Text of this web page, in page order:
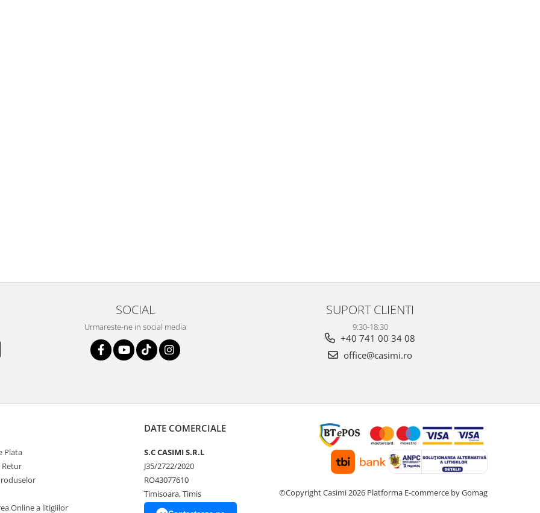
SOCIAL
Urmareste-ne in social media
SUPORT CLIENTI
9:30-18:30
+40 741 00 34 08
office@casimi.ro
Plata
Retur
Online a litigiilor
DATE COMERCIALE
S.C CASIMI S.R.L
J35/2722/2020
RO43077610
Timisoara, Timis
©Copyright Casimi 2026 Platforma E-commerce by Gomag